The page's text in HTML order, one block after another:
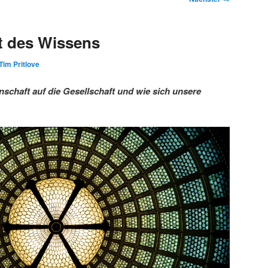
des Wissens
Pritlove
auf die Gesellschaft und wie sich unsere